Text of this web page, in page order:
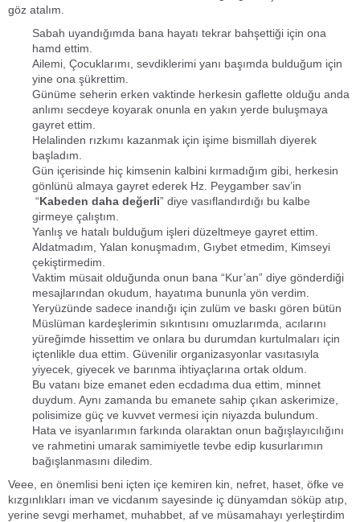
göz atalım.
Sabah uyandığımda bana hayatı tekrar bahşettiği için ona
hamd ettim.
Ailemi, Çocuklarımı, sevdiklerimi yanı başımda bulduğum için
yine ona şükrettim.
Günüme seherin erken vaktinde herkesin gaflette olduğu anda
anlımı secdeye koyarak onunla en yakın yerde buluşmaya
gayret ettim.
Helalinden rızkımı kazanmak için işime bismillah diyerek
başladım.
Gün içerisinde hiç kimsenin kalbini kırmadığım gibi, herkesin
gönlünü almaya gayret ederek Hz. Peygamber sav’in
“Kabeden daha değerli” diye vasıflandırdığı bu kalbe
girmeye çalıştım.
Yanlış ve hatalı bulduğum işleri düzeltmeye gayret ettim.
Aldatmadım, Yalan konuşmadım, Gıybet etmedim, Kimseyi
çekiştirmedim.
Vaktim müsait olduğunda onun bana “Kur’an” diye gönderdiği
mesajlarından okudum, hayatıma bununla yön verdim.
Yeryüzünde sadece inandığı için zulüm ve baskı gören bütün
Müslüman kardeşlerimin sıkıntısını omuzlarımda, acılarını
yüreğimde hissettim ve onlara bu durumdan kurtulmaları için
içtenlikle dua ettim. Güvenilir organizasyonlar vasıtasıyla
yiyecek, giyecek ve barınma ihtiyaçlarına ortak oldum.
Bu vatanı bize emanet eden ecdadıma dua ettim, minnet
duydum. Aynı zamanda bu emanete sahip çıkan askerimize,
polisimize güç ve kuvvet vermesi için niyazda bulundum.
Hata ve isyanlarımın farkında olaraktan onun bağışlayıcılığını
ve rahmetini umarak samimiyetle tevbe edip kusurlarımın
bağışlanmasını diledim.
Veee, en önemlisi beni içten içe kemiren kin, nefret, haset, öfke ve
kızgınlıkları iman ve vicdanım sayesinde iç dünyamdan söküp atıp,
yerine sevgi merhamet, muhabbet, af ve müsamahayı yerleştirdim